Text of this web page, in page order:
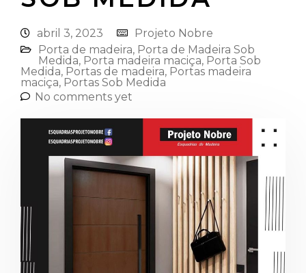
abril 3, 2023
Projeto Nobre
Porta de madeira, Porta de Madeira Sob
Medida, Porta madeira maciça, Porta Sob
Medida, Portas de madeira, Portas madeira
maciça, Portas Sob Medida
No comments yet